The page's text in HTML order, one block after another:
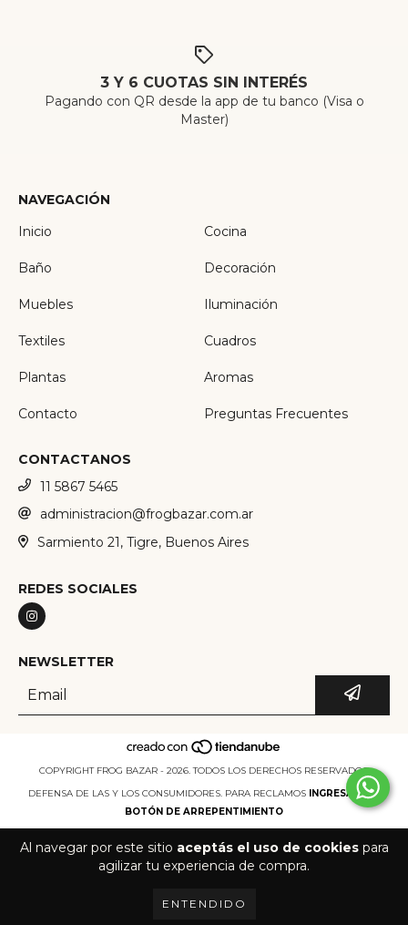
Al navegar por este sitio aceptás el uso de cookiespara
agilizar tu experiencia de compra.
ENTENDIDO
3 Y 6 CUOTAS SIN INTERÉS
Pagando con QR desde la app de tu banco (Visa o
Master)
NAVEGACIÓN
Inicio
Cocina
Baño Decoración
Muebles Iluminación
Textiles Cuadros
Plantas Aromas
Contacto Preguntas Frecuentes
CONTACTANOS
11 5867 5465
administracion@frogbazar.com.ar
Sarmiento 21, Tigre, Buenos Aires
REDES SOCIALES
NEWSLETTER
COPYRIGHT FROG BAZAR - 2026. TODOS LOS DERECHOS RESERVADOS.
DEFENSA DE LAS Y LOS CONSUMIDORES. PARA RECLAMOS
INGRESÁ ACÁ.
BOTÓN DE ARREPENTIMIENTO